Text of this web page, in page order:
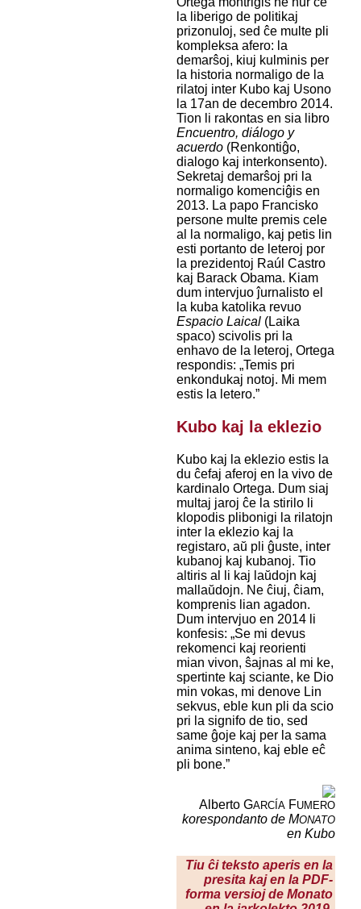
la liberigo de politikaj
prizonuloj, sed ĉe multe pli
kompleksa afero: la
demarŝoj, kiuj kulminis per
la historia normaligo de la
rilatoj inter Kubo kaj Usono
la 17an de decembro 2014.
Tion li rakontas en sia libro
Encuentro, diálogo y
acuerdo(Renkontiĝo,
dialogo kaj interkonsento).
Sekretaj demarŝoj pri la
normaligo komenciĝis en
2013. La papo Francisko
persone multe premis cele
al la normaligo, kaj petis lin
esti portanto de leteroj por
la prezidentoj Raúl Castro
kaj Barack Obama. Kiam
dum intervjuo ĵurnalisto el
la kuba katolika revuo
Espacio Laical(Laika
spaco) scivolis pri la
enhavo de la leteroj, Ortega
respondis: „Temis pri
enkondukaj notoj. Mi mem
estis la letero.”
Kubo kaj la eklezio
Kubo kaj la eklezio estis la
du ĉefaj aferoj en la vivo de
kardinalo Ortega. Dum siaj
multaj jaroj ĉe la stirilo li
klopodis plibonigi la rilatojn
inter la eklezio kaj la
registaro, aŭ pli ĝuste, inter
kubanoj kaj kubanoj. Tio
altiris al li kaj laŭdojn kaj
mallaŭdojn. Ne ĉiuj, ĉiam,
komprenis lian agadon.
Dum intervjuo en 2014 li
konfesis: „Se mi devus
rekomenci kaj reorienti
mian vivon, ŝajnas al mi ke,
spertinte kaj sciante, ke Dio
min vokas, mi denove Lin
sekvus, eble kun pli da scio
pri la signifo de tio, sed
same ĝoje kaj per la sama
anima sinteno, kaj eble eĉ
pli bone.”
Alberto GARCÍAFUMERO
korespondanto de MONATO
en Kubo
Tiu ĉi teksto aperis en la
presita kaj en la PDF-
forma versioj de Monato